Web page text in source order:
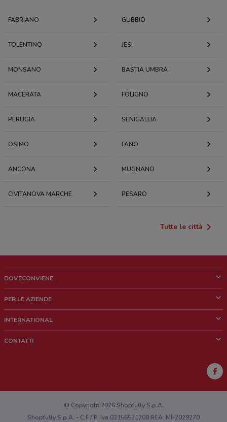
FABRIANO GUBBIO
TOLENTINO JESI
MONSANO BASTIA UMBRA
MACERATA FOLIGNO
PERUGIA SENIGALLIA
OSIMO FANO
ANCONA MUGNANO
CIVITANOVA MARCHE PESARO
Tutte le città
DOVECONVIENE
Chi siamo
Lavora con noi
PER LE AZIENDE
Richieste commerciali e marketing
INTERNATIONAL
CONTATTI
Hai un malfunzionamento sul web o sull'app?
© Copyright 2026 Shopfully S.p.A.
Shopfully S.p.A. - C.F / P. Iva 03156531208 REA: MI-2029270